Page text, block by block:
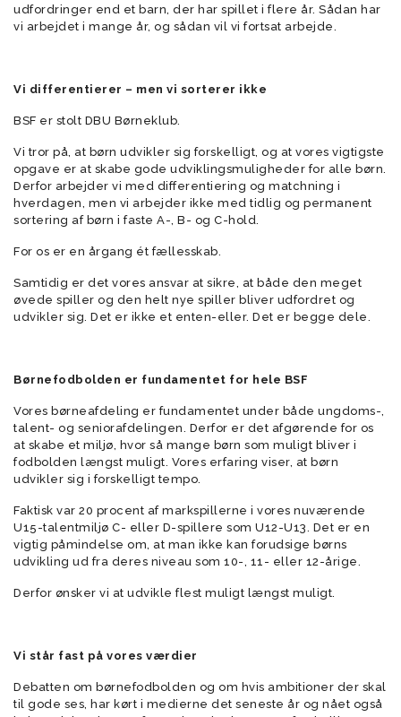
udfordringer end et barn, der har spillet i flere år. Sådan har
vi arbejdet i mange år, og sådan vil vi fortsat arbejde.
Vi differentierer – men vi sorterer ikke
BSF er stolt DBU Børneklub.
Vi tror på, at børn udvikler sig forskelligt, og at vores vigtigste
opgave er at skabe gode udviklingsmuligheder for alle børn.
Derfor arbejder vi med differentiering og matchning i
hverdagen, men vi arbejder ikke med tidlig og permanent
sortering af børn i faste A-, B- og C-hold.
For os er en årgang ét fællesskab.
Samtidig er det vores ansvar at sikre, at både den meget
øvede spiller og den helt nye spiller bliver udfordret og
udvikler sig. Det er ikke et enten-eller. Det er begge dele.
Børnefodbolden er fundamentet for hele BSF
Vores børneafdeling er fundamentet under både ungdoms-,
talent- og seniorafdelingen. Derfor er det afgørende for os
at skabe et miljø, hvor så mange børn som muligt bliver i
fodbolden længst muligt. Vores erfaring viser, at børn
udvikler sig i forskelligt tempo.
Faktisk var 20 procent af markspillerne i vores nuværende
U15-talentmiljø C- eller D-spillere som U12-U13. Det er en
vigtig påmindelse om, at man ikke kan forudsige børns
udvikling ud fra deres niveau som 10-, 11- eller 12-årige.
Derfor ønsker vi at udvikle flest muligt længst muligt.
Vi står fast på vores værdier
Debatten om børnefodbolden og om hvis ambitioner der skal
til gode ses, har kørt i medierne det seneste år og nået også